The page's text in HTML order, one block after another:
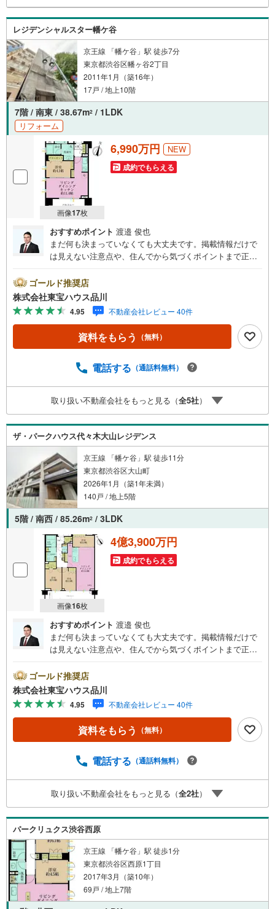
案内が可能となりますのでお手数ですがご一報ください。
◆物件のご案内は◆弊社へのご来社、お客様宅へのお迎
え・最寄駅での待ち合わせ、物件周辺のコンビニ等でお待
ち合わせなど、ご希望をお伝えください。ご希望条件をお
伝え頂けましたら、ご見学希望物件以外の資料も用意して
参ります。もちろん他の物件も併せてご案内させていただ
きます。
レジデンシャルスター幡ケ谷
京王線 「幡ケ谷」駅 徒歩7分
東京都渋谷区幡ヶ谷2丁目
2011年1月（築16年）
17戸 / 地上10階
7階 / 南東 / 38.67m2 / 1LDK
リフォーム
画像17枚
6,990万円 NEW
成約でもらえる
おすすめポイント 渡邉 俊也
まだ何も決まっていなくても大丈夫です。掲載情報だけで
は見えない注意点や、住んでから気づくポイントまで正直
とも包み隠さずお伝えし、「納得して選ぶ」ためのサポー
トを大切にしています。現地でしか分からないリアルな情
報も含めて、一緒に後悔しない住まい探しを進めていきま
しょう。まずはお気軽にご相談ください。【Yahoo！ 不動
産キャンペーン対象店舗】当店で物件を成約するとPayPay
ボーナスライトがもらえる「Yahoo！ 不動産 物件ご成約キ
予約をする」ボタンからお問い合わせください。※必ずYah
のご請求はお気軽にどうぞ♪お電話でのお問い合わせも常
時受け付けております！お気軽にお問い合わせください。
ゴールド推奨店
株式会社東宝ハウス品川
4.95 不動産会社レビュー 40件
資料をもらう （無料）
電話する （通話料無料）
取り扱い不動産会社をもっと見る（全5社）
ザ・パークハウス代々木大山レジデンス
京王線 「幡ケ谷」駅 徒歩11分
東京都渋谷区大山町
2026年1月（築1年未満）
140戸 / 地上5階
5階 / 南西 / 85.26m2 / 3LDK
画像16枚
4億3,900万円
成約でもらえる
おすすめポイント 渡邉 俊也
まだ何も決まっていなくても大丈夫です。掲載情報だけで
は見えない注意点や、住んでから気づくポイントまで正直
とも包み隠さずお伝えし、「納得して選ぶ」ためのサポー
トを大切にしています。現地でしか分からないリアルな情
報も含めて、一緒に後悔しない住まい探しを進めていきま
しょう。まずはお気軽にご相談ください。【Yahoo！ 不動
産キャンペーン対象店舗】当店で物件を成約するとPayPay
ボーナスライトがもらえる「Yahoo！ 不動産 物件ご成約キ
予約をする」ボタンからお問い合わせください。※必ずYah
のご請求はお気軽にどうぞ♪お電話でのお問い合わせも常
時受け付けております！お気軽にお問い合わせください。
ゴールド推奨店
株式会社東宝ハウス品川
4.95 不動産会社レビュー 40件
資料をもらう （無料）
電話する （通話料無料）
取り扱い不動産会社をもっと見る（全2社）
パークリュクス渋谷西原
京王線 「幡ケ谷」駅 徒歩1分
東京都渋谷区西原1丁目
2017年3月（築10年）
69戸 / 地上7階